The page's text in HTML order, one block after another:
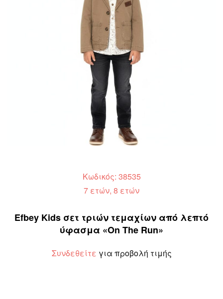
Κωδικός: 38535
7 ετών, 8 ετών
Efbey Kids σετ τριών τεμαχίων από λεπτό
ύφασμα «On The Run»
Συνδεθείτε για προβολή τιμής